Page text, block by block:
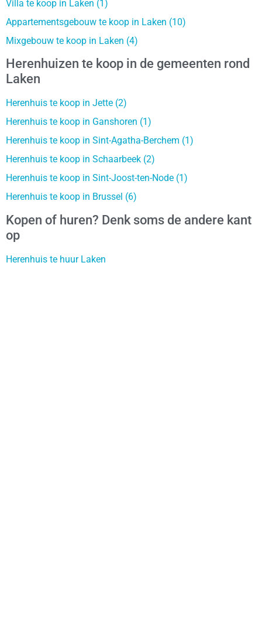
Villa te koop in Laken (1)
Appartementsgebouw te koop in Laken (10)
Mixgebouw te koop in Laken (4)
Herenhuizen te koop in de gemeenten rond
Laken
Herenhuis te koop in Jette (2)
Herenhuis te koop in Ganshoren (1)
Herenhuis te koop in Sint-Agatha-Berchem (1)
Herenhuis te koop in Schaarbeek (2)
Herenhuis te koop in Sint-Joost-ten-Node (1)
Herenhuis te koop in Brussel (6)
Kopen of huren? Denk soms de andere kant
op
Herenhuis te huur Laken